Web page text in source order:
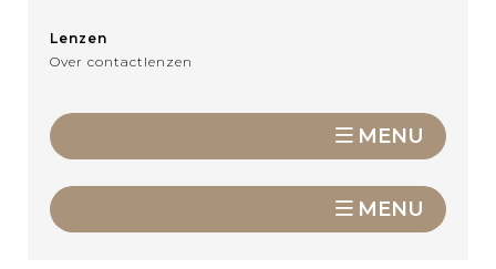
Lenzen
Over contactlenzen
MENU
MENU